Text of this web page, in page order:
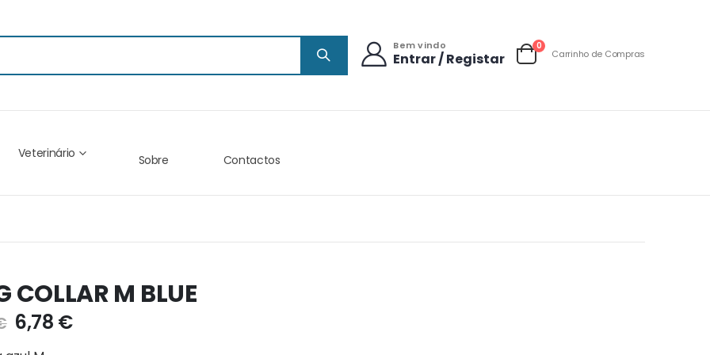
Bem vindo
Entrar / Registar Carrinho
0items
Carrinho de Compras
Veterinário Sobre Contactos
COLLAR M BLUE
6,78 €